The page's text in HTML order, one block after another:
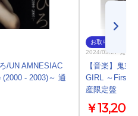
/UN AMNESIAC
- 2003)～ 通
お取り寄せ
2024/03/27 発売
【音楽】鬼束
GIRL ～First
産限定盤
￥13,200